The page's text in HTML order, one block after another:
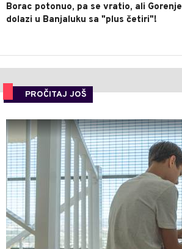
Borac potonuo, pa se vratio, ali Gorenje
dolazi u Banjaluku sa "plus četiri"!
PROČITAJ JOŠ